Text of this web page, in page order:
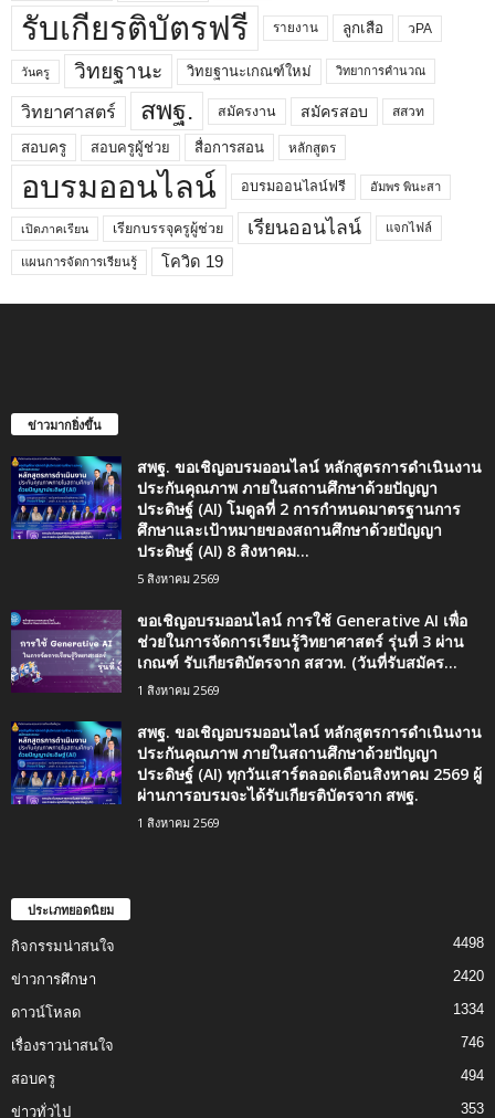
รับเกียรติบัตรฟรี รายงาน ลูกเสือ วPA
วันครู วิทยฐานะ วิทยฐานะเกณฑ์ใหม่ วิทยาการคำนวณ
วิทยาศาสตร์ สพฐ. สมัครงาน สมัครสอบ สสวท
สอบครู สอบครูผู้ช่วย สื่อการสอน หลักสูตร
อบรมออนไลน์ อบรมออนไลน์ฟรี อัมพร พินะสา
เปิดภาคเรียน เรียกบรรจุครูผู้ช่วย เรียนออนไลน์ แจกไฟล์
แผนการจัดการเรียนรู้ โควิด 19
ข่าวมากยิ่งขึ้น
สพฐ. ขอเชิญอบรมออนไลน์ หลักสูตรการดำเนินงาน
ประกันคุณภาพ ภายในสถานศึกษาด้วยปัญญา
ประดิษฐ์ (AI) โมดูลที่ 2 การกำหนดมาตรฐานการ
ศึกษาและเป้าหมายของสถานศึกษาด้วยปัญญา
ประดิษฐ์ (AI) 8 สิงหาคม...
5 สิงหาคม 2569
ขอเชิญอบรมออนไลน์ การใช้ Generative AI เพื่อ
ช่วยในการจัดการเรียนรู้วิทยาศาสตร์ รุ่นที่ 3 ผ่าน
เกณฑ์ รับเกียรติบัตรจาก สสวท. (วันที่รับสมัคร...
1 สิงหาคม 2569
สพฐ. ขอเชิญอบรมออนไลน์ หลักสูตรการดำเนินงาน
ประกันคุณภาพ ภายในสถานศึกษาด้วยปัญญา
ประดิษฐ์ (AI) ทุกวันเสาร์ตลอดเดือนสิงหาคม 2569 ผู้
ผ่านการอบรมจะได้รับเกียรติบัตรจาก สพฐ.
1 สิงหาคม 2569
ประเภทยอดนิยม
กิจกรรมน่าสนใจ 4498
ข่าวการศึกษา 2420
ดาวน์โหลด 1334
เรื่องราวน่าสนใจ 746
สอบครู 494
ข่าวทั่วไป 353